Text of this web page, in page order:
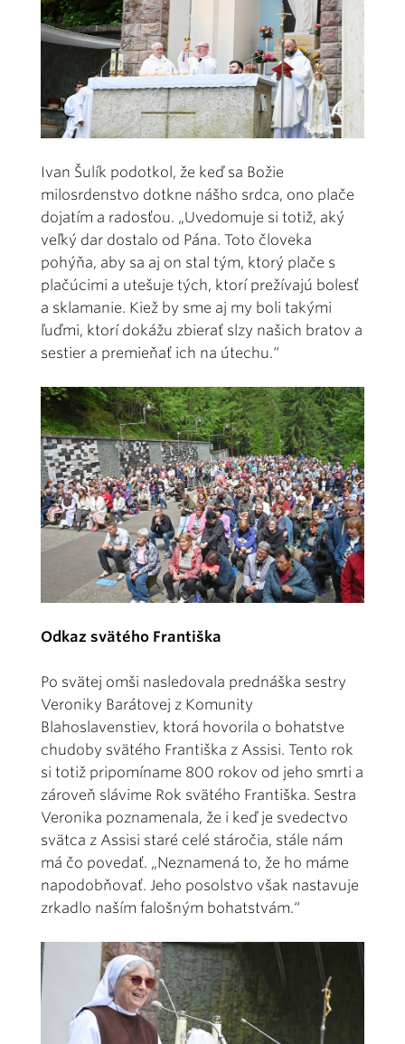
Ivan Šulík podotkol, že keď sa Božie
milosrdenstvo dotkne nášho srdca, ono plače
dojatím a radosťou. „Uvedomuje si totiž, aký
veľký dar dostalo od Pána. Toto človeka
pohýňa, aby sa aj on stal tým, ktorý plače s
plačúcimi a utešuje tých, ktorí prežívajú bolesť
a sklamanie. Kiež by sme aj my boli takými
ľuďmi, ktorí dokážu zbierať slzy našich bratov a
sestier a premieňať ich na útechu.“
Odkaz svätého Františka
Po svätej omši nasledovala prednáška sestry
Veroniky Barátovej z Komunity
Blahoslavenstiev, ktorá hovorila o bohatstve
chudoby svätého Františka z Assisi. Tento rok
si totiž pripomíname 800 rokov od jeho smrti a
zároveň slávime Rok svätého Františka. Sestra
Veronika poznamenala, že i keď je svedectvo
svätca z Assisi staré celé stáročia, stále nám
má čo povedať. „Neznamená to, že ho máme
napodobňovať. Jeho posolstvo však nastavuje
zrkadlo naším falošným bohatstvám.“